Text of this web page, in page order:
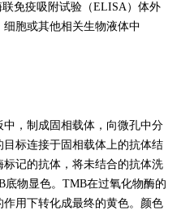
免疫吸附试验（ELISA）体外
胞或其他相关生物液体中
，制成固相载体，向微孔中分
标连接于固相载体上的抗体结
记的抗体，将未结合的抗体洗
物显色。TMB在过氧化物酶的
用下转化成最终的黄色。颜色